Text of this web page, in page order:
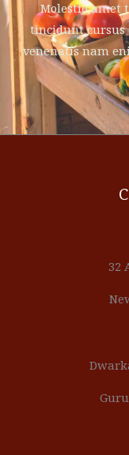
Molestie amet
tincidunt
venenatis nam
32